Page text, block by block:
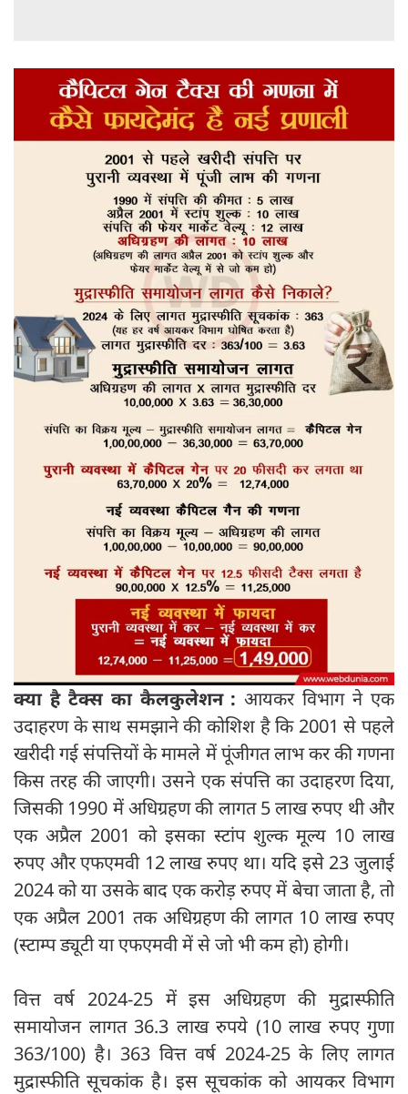
क्या है टैक्स का कैलकुलेशन :आयकर विभाग ने एक
उदाहरण के साथ समझाने की कोशिश है कि 2001 से पहले
खरीदी गई संपत्तियों के मामले में पूंजीगत लाभ कर की गणना
किस तरह की जाएगी। उसने एक संपत्ति का उदाहरण दिया,
जिसकी 1990 में अधिग्रहण की लागत 5 लाख रुपए थी और
एक अप्रैल 2001 को इसका स्टांप शुल्क मूल्य 10 लाख
रुपए और एफएमवी 12 लाख रुपए था। यदि इसे 23 जुलाई
2024 को या उसके बाद एक करोड़ रुपए में बेचा जाता है, तो
एक अप्रैल 2001 तक अधिग्रहण की लागत 10 लाख रुपए
(स्टाम्प ड्यूटी या एफएमवी में से जो भी कम हो) होगी।
वित्त वर्ष 2024-25 में इस अधिग्रहण की मुद्रास्फीति
समायोजन लागत 36.3 लाख रुपये (10 लाख रुपए गुणा
363/100) है। 363 वित्त वर्ष 2024-25 के लिए लागत
मुद्रास्फीति सूचकांक है। इस सूचकांक को आयकर विभाग